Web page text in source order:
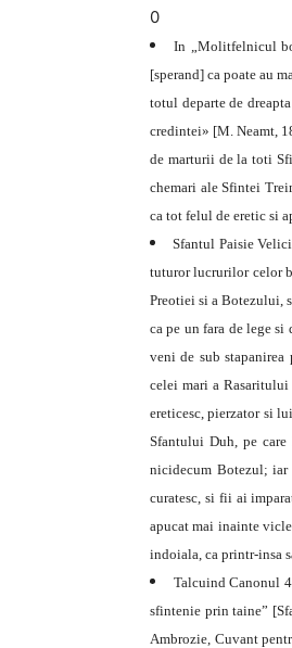
0
In „Molitfelnicul
[sperand] ca poate au
totul departe de
credintei» [M. Neamt,
de marturii de la toti
chemari ale Sfintei
ca tot felul de eretic si
Sfantul Paisie
tuturor lucrurilor celor
Preotiei si a Botezului,
ca pe un fara de lege
veni de sub
celei mari a
ereticesc, pierzator si
Sfantului Duh, pe
nicidecum Botezul; iar
curatesc, si fii ai
apucat mai inainte
indoiala, ca printr-insa
Talcuind Canonul
sfintenie prin taine”
Ambrozie, Cuvant